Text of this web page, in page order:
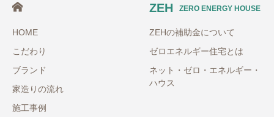
HOME
こだわり
ブランド
家造りの流れ
施工事例
ZEH ZERO ENERGY HOUSE
ZEHの補助金について
ゼロエネルギー住宅とは
ネット・ゼロ・エネルギー・
ハウス